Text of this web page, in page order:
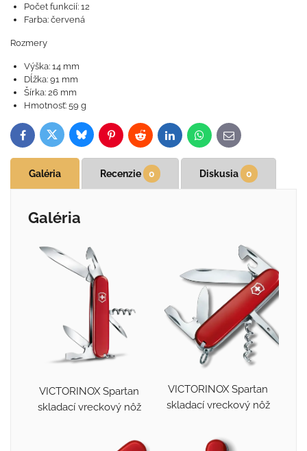
Počet funkcií: 12
Farba: červená
Rozmery
Výška: 14 mm
Dĺžka: 91 mm
Šírka: 26 mm
Hmotnosť: 59 g
FacebookTwitterBlueskyPinterestReddit LinkedInWhatsApp
E-
mail
Galéria Recenzie 0 Diskusia 0
Galéria
VICTORINOX Spartan
skladací vreckový nôž
VICTORINOX Spartan
skladací vreckový nôž